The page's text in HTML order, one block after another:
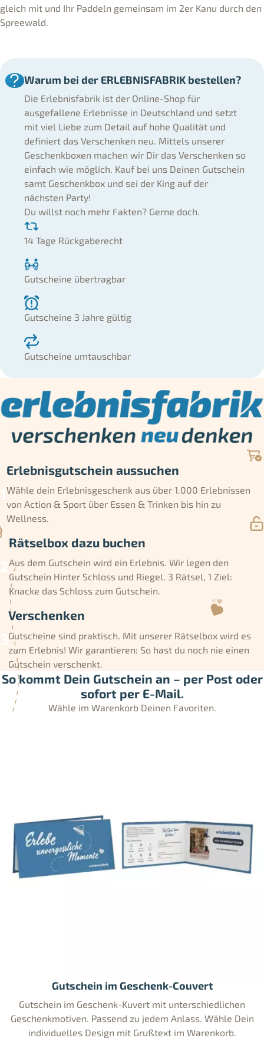
gleich mit und Ihr Paddeln gemeinsam im 2er Kanu durch den
Spreewald.
Warum bei der ERLEBNISFABRIK bestellen?
Die Erlebnisfabrik ist der Online-Shop für
ausgefallene Erlebnisse in Deutschland und setzt
mit viel Liebe zum Detail auf hohe Qualität und
definiert das Verschenken neu. Mittels unserer
Geschenkboxen machen wir Dir das Verschenken so
einfach wie möglich. Kauf bei uns Deinen Gutschein
samt Geschenkbox und sei der King auf der
nächsten Party!
Du willst noch mehr Fakten? Gerne doch.
14 Tage Rückgaberecht
Gutscheine übertragbar
Gutscheine 3 Jahre gültig
Gutscheine umtauschbar
Erlebnisgutschein aussuchen
Wähle dein Erlebnisgeschenk aus über 1.000 Erlebnissen
von Action & Sport über Essen & Trinken bis hin zu
Wellness.
Rätselbox dazu buchen
Aus dem Gutschein wird ein Erlebnis. Wir legen den
Gutschein Hinter Schloss und Riegel. 3 Rätsel, 1 Ziel:
Knacke das Schloss zum Gutschein.
Verschenken
Gutscheine sind praktisch. Mit unserer Rätselbox wird es
zum Erlebnis! Wir garantieren: So hast du noch nie einen
Gutschein verschenkt.
So kommt Dein Gutschein an – per Post oder
sofort per E-Mail.
Wähle im Warenkorb Deinen Favoriten.
Gutschein im Geschenk-Couvert
Gutschein im Geschenk-Kuvert mit unterschiedlichen
Geschenkmotiven. Passend zu jedem Anlass. Wähle Dein
individuelles Design mit Grußtext im Warenkorb.